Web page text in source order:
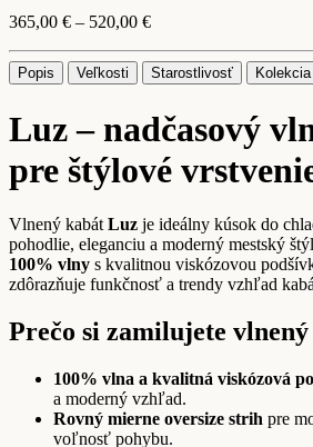
vlnený
kabát
s
fazónovým
365,00 € – 520,00 €Price
365,00 €
through
Popis Veľkosti Starostlivosť Kolekcia
Luz – nadčasový
pre štýlové
Vlnený kabát Luz je ideálny kúsok do
pohodlie, eleganciu a moderný mestský
100% vlny s kvalitnou viskózovou
zdôrazňuje funkčnosť a trendy vzhľad
Prečo si zamilujete
100% vlna a kvalitná viskózová
a moderný vzhľad.
Rovný mierne oversize strih pre
voľnosť pohybu.